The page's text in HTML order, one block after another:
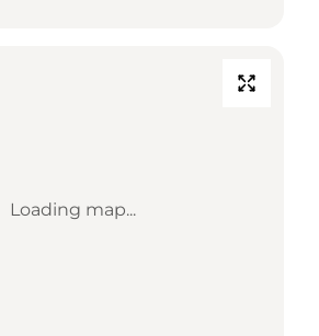
Loading map...